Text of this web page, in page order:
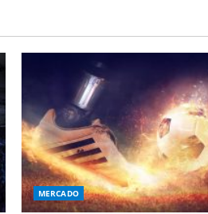
MERCADO